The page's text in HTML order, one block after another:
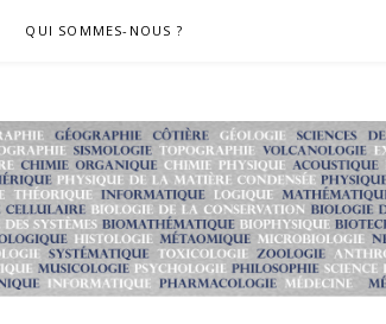
QUI SOMMES-NOUS ?